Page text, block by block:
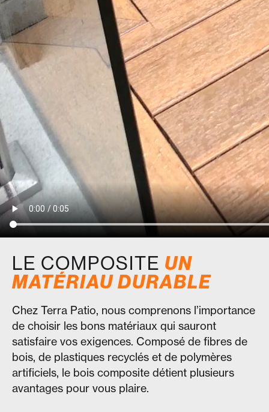
LE COMPOSITE UN
MATÉRIAU DURABLE
Chez Terra Patio, nous comprenons l’importance
de choisir les bons matériaux qui sauront
satisfaire vos exigences. Composé de fibres de
bois, de plastiques recyclés et de polymères
artificiels, le bois composite détient plusieurs
avantages pour vous plaire.